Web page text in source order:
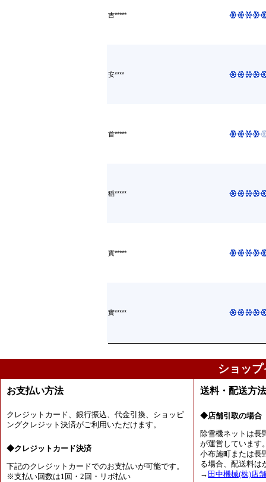
吉*****
安****
首*****
稲*****
實*****
實*****
ショッ
お支払い方法
クレジットカード、銀行振込、代金引換、ショッピ
ングクレジット決済がご利用いただけます。
◆クレジットカード決済
下記のクレジットカードでのお支払いが可能です。
※支払い回数は1回・2回・リボ払い
送料・配送方
◆店舗引取の場合
除雪機ネットは長
が運営しています
小布施町または長
る場合、配送料は
→ 田中機械(株)店